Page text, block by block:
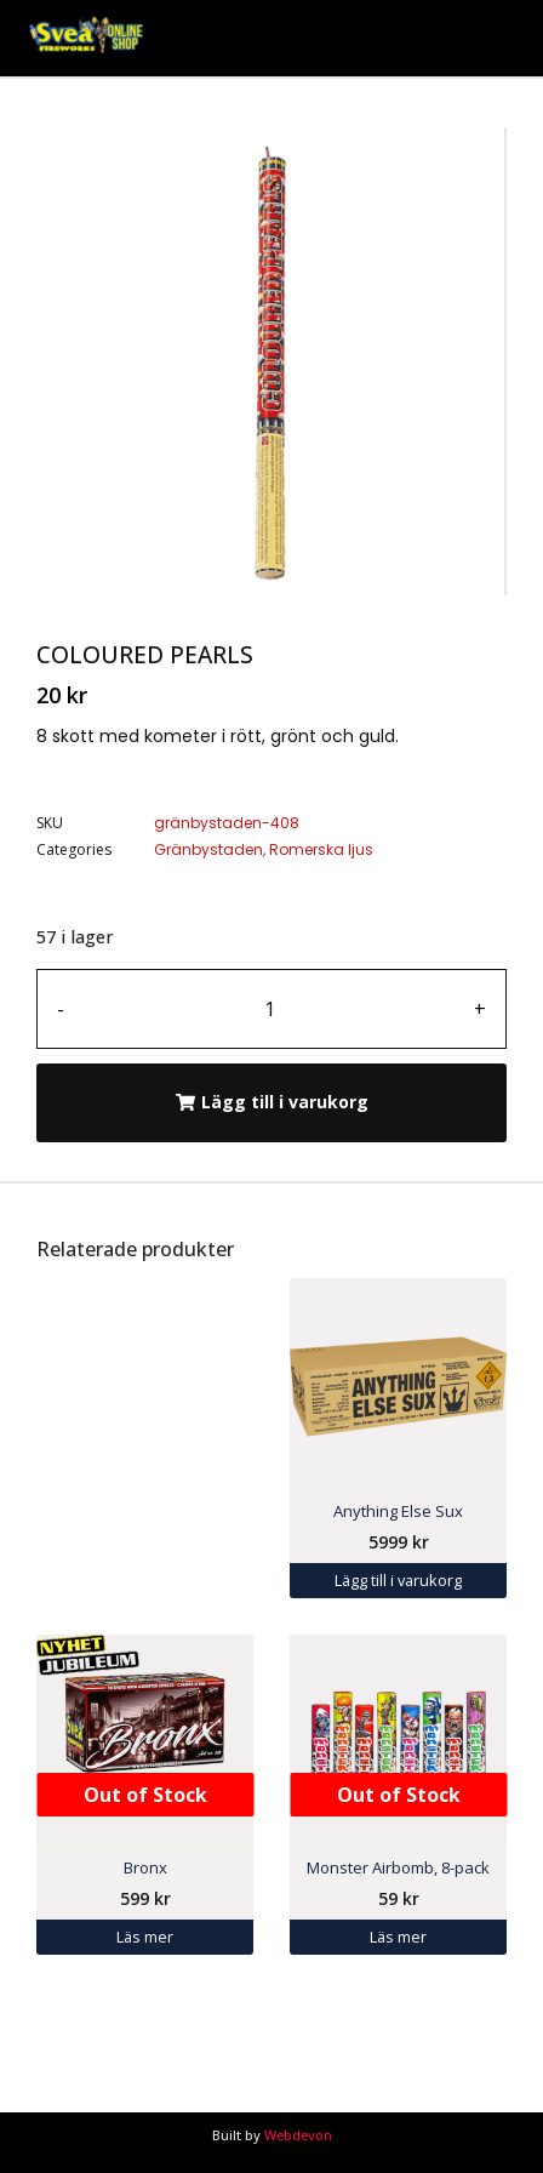
COLOURED PEARLS
20 kr
8 skott med kometer i rött, grönt och guld.
SKU
gränbystaden-408
Categories
Gränbystaden,Romerska ljus
57 i lager
- +
Lägg till i varukorg
Relaterade produkter
Anything Else Sux
5999 kr
Lägg till i varukorg
Out of Stock
Bronx
599 kr
Läs mer
Out of Stock
Monster Airbomb, 8-pack
59 kr
Läs mer
Built by Webdevon